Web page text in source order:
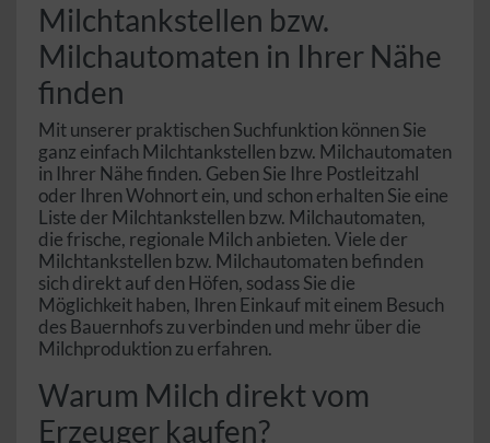
Milchtankstellen bzw.
Milchautomaten in Ihrer Nähe
finden
Mit unserer praktischen Suchfunktion können Sie
ganz einfach Milchtankstellen bzw. Milchautomaten
in Ihrer Nähe finden. Geben Sie Ihre Postleitzahl
oder Ihren Wohnort ein, und schon erhalten Sie eine
Liste der Milchtankstellen bzw. Milchautomaten,
die frische, regionale Milch anbieten. Viele der
Milchtankstellen bzw. Milchautomaten befinden
sich direkt auf den Höfen, sodass Sie die
Möglichkeit haben, Ihren Einkauf mit einem Besuch
des Bauernhofs zu verbinden und mehr über die
Milchproduktion zu erfahren.
Warum Milch direkt vom
Erzeuger kaufen?